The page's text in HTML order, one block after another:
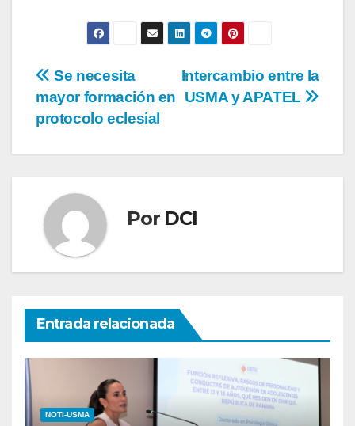
Intercambio entre la
USMA y APATEL
Se necesita
mayor formación en
protocolo eclesial
Por DCI
Entrada relacionada
NOTI-USMA